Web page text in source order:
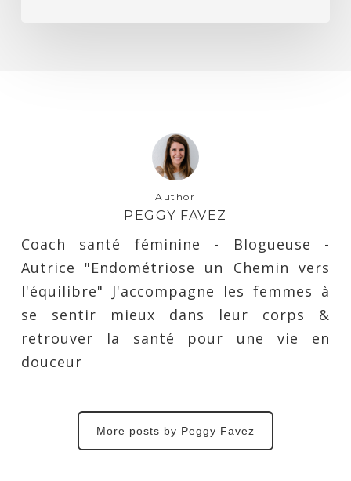
Author
PEGGY FAVEZ
Coach santé féminine - Blogueuse -
Autrice "Endométriose un Chemin vers
l'équilibre" J'accompagne les femmes à
se sentir mieux dans leur corps &
retrouver la santé pour une vie en
douceur
More posts by Peggy Favez